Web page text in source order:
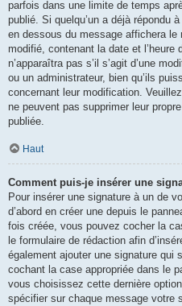
parfois dans une limite de temps
publié. Si quelqu’un a déjà répondu
en dessous du message affichera le
modifié, contenant la date et
n’apparaîtra pas s’il s’agit d’une
ou un administrateur, bien qu’ils
concernant leur modification.
ne peuvent pas supprimer leur
publiée.
Haut
Comment puis-je insérer une
Pour insérer une signature à un de
d’abord en créer une depuis le
fois créée, vous pouvez cocher la
le formulaire de rédaction afin
également ajouter une signature qui
cochant la case appropriée dans le
vous choisissez cette dernière
spécifier sur chaque message votre